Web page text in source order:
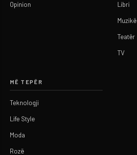
Opinion Libri
Muzikë
Teatër
TV
MË TEPËR
Teknologji
Life Style
Moda
Rozë